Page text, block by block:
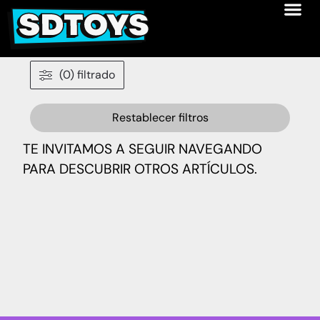
(0) filtrado
Restablecer filtros
TE INVITAMOS A SEGUIR NAVEGANDO
PARA DESCUBRIR OTROS ARTÍCULOS.